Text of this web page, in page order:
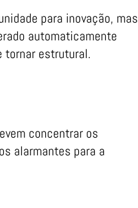
para inovação, mas
automaticamente
tornar estrutural.
concentrar os
alarmantes para a